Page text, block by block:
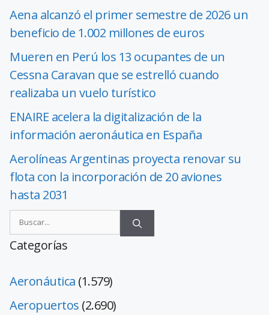
Aena alcanzó el primer semestre de 2026 un
beneficio de 1.002 millones de euros
Mueren en Perú los 13 ocupantes de un
Cessna Caravan que se estrelló cuando
realizaba un vuelo turístico
ENAIRE acelera la digitalización de la
información aeronáutica en España
Aerolíneas Argentinas proyecta renovar su
flota con la incorporación de 20 aviones
hasta 2031
Categorías
Aeronáutica (1.579)
Aeropuertos (2.690)